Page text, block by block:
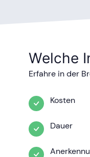
Welche
Erfahre in der
Kosten
Dauer